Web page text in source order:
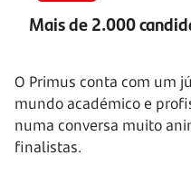
Mais de 2.000
O Primus conta com um
mundo académico e
numa conversa muito
finalistas.